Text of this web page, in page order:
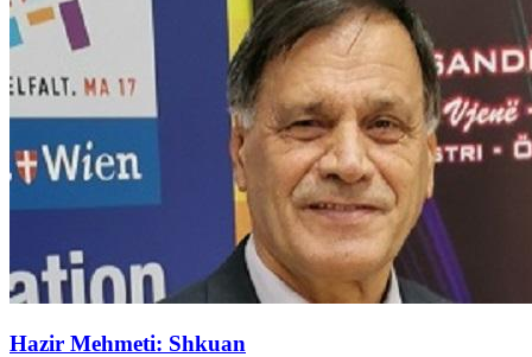
Hazir Mehmeti: Shkuan